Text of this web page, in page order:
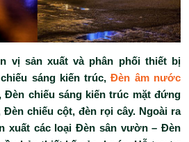
vị sản xuất và phân phối thiết bị
sáng kiến trúc,Đèn âm nước
, Đèn chiếu sáng kiến trúc mặt đứng
Đèn chiếu cột, đèn rọi cây. Ngoài ra
xuất các loại Đèn sân vườn – Đèn